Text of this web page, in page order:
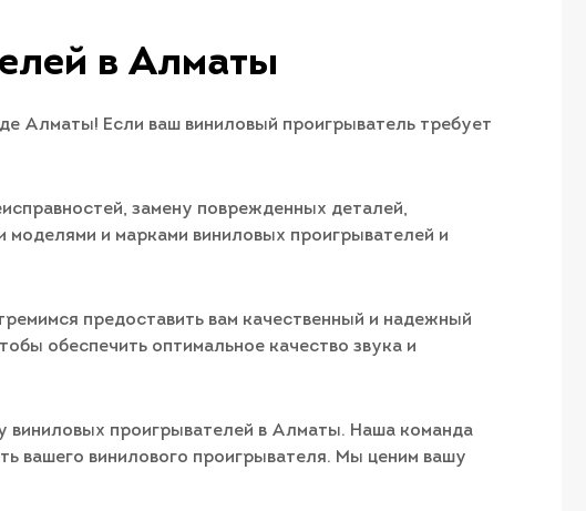
в Алматы
Алматы! Если ваш виниловый проигрыватель требует
замену поврежденных деталей,
и марками виниловых проигрывателей и
предоставить вам качественный и надежный
обеспечить оптимальное качество звука и
проигрывателей в Алматы. Наша команда
вашего винилового проигрывателя. Мы ценим вашу